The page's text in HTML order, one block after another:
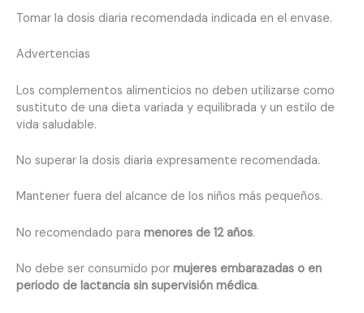
Tomar la dosis diaria recomendada indicada en el envase.
Advertencias
Los complementos alimenticios no deben utilizarse como
sustituto de una dieta variada y equilibrada y un estilo de
vida saludable.
No superar la dosis diaria expresamente recomendada.
Mantener fuera del alcance de los niños más pequeños.
No recomendado para menores de 12 años.
No debe ser consumido por mujeres embarazadas o en
periodo de lactancia sin supervisión médica.